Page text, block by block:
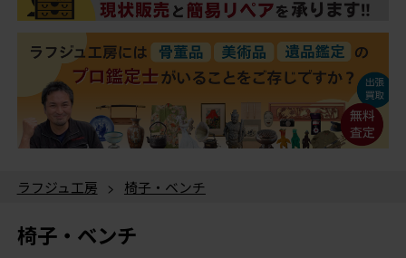
ラフジュ工房 > 椅子・ベンチ
椅子・ベンチ